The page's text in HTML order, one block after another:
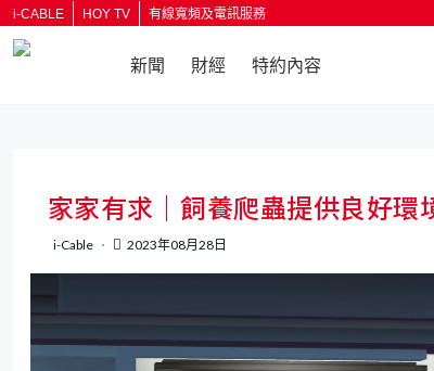
i-CABLE HOY TV 有線寬頻及電訊服務
新聞 財經 特約內容
家家有求｜飼養爬蟲提供良好
i-Cable 2023年08月28日